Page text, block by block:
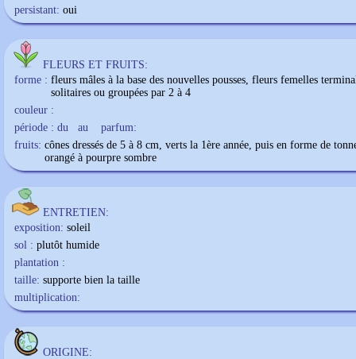
persistant: oui
FLEURS ET FRUITS:
forme : fleurs mâles à la base des nouvelles pousses, fleurs femelles
solitaires ou groupées par 2 à 4
couleur :
période : du
au
parfum:
fruits: cônes dressés de 5 à 8 cm, verts la 1ère année, puis en forme de
orangé à pourpre sombre
ENTRETIEN:
exposition: soleil
sol : plutôt humide
plantation :
taille: supporte bien la taille
multiplication:
ORIGINE: